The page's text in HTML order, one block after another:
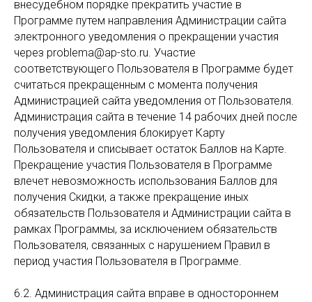
внесудебном порядке прекратить участие в
Программе путем направления Администрации сайта
электронного уведомления о прекращении участия
через problema@ap-sto.ru. Участие
соответствующего Пользователя в Программе будет
считаться прекращенным с момента получения
Администрацией сайта уведомления от Пользователя.
Администрация сайта в течение 14 рабочих дней после
получения уведомления блокирует Карту
Пользователя и списывает остаток Баллов на Карте.
Прекращение участия Пользователя в Программе
влечет невозможность использования Баллов для
получения Скидки, а также прекращение иных
обязательств Пользователя и Администрации сайта в
рамках Программы, за исключением обязательств
Пользователя, связанных с нарушением Правил в
период участия Пользователя в Программе.
6.2. Администрация сайта вправе в одностороннем